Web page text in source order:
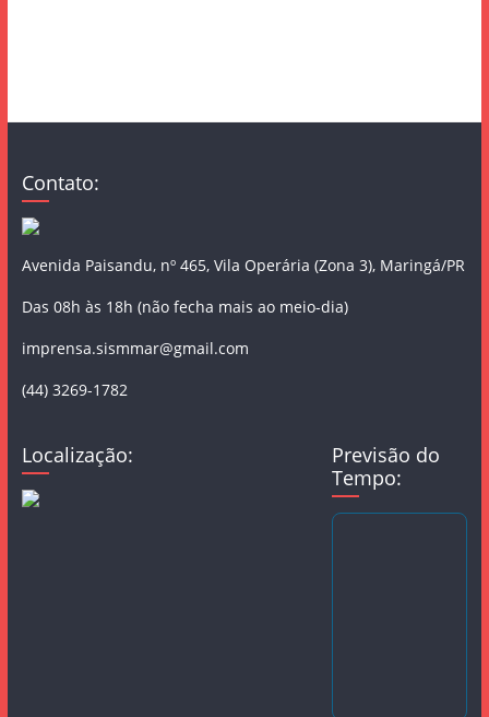
Contato:
Avenida Paisandu, nº 465, Vila Operária (Zona 3), Maringá/PR
Das 08h às 18h (não fecha mais ao meio-dia)
imprensa.sismmar@gmail.com
(44) 3269-1782
Localização:
Previsão do
Tempo: